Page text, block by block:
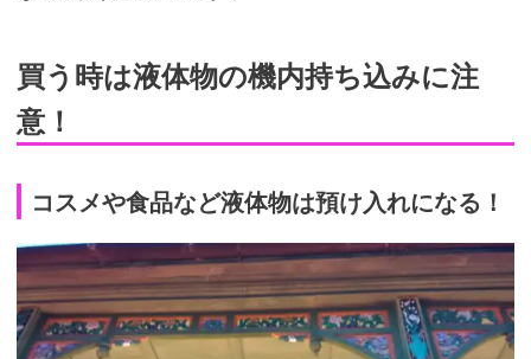
買う時は液体物の機内持ち込みに注
意！
コスメや食品など液体物は預け入れになる！